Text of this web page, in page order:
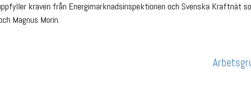
kraven från Energimarknadsinspektionen och Svenska Kraftnät
Magnus Morin.